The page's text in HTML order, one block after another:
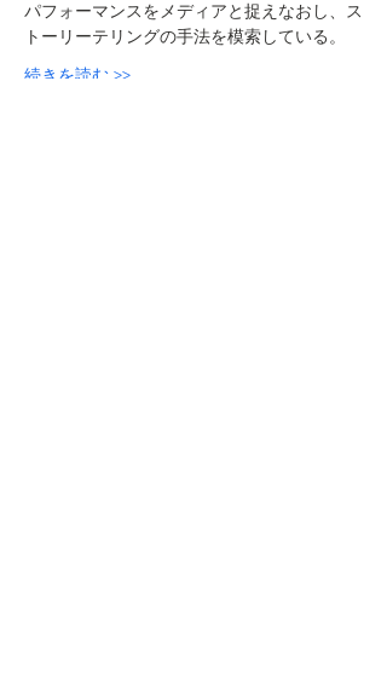
パフォーマンスをメディアと捉えなおし、ス
トーリーテリングの手法を模索している。
続きを読む >>